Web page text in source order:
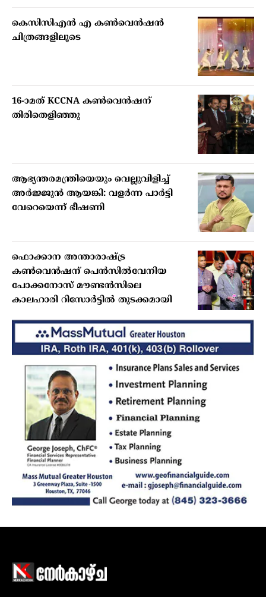
കെസിസിഎൻ എ കൺവെൻഷൻ
ചിത്രങ്ങളിലൂടെ
16-ാമത് KCCNA കൺവെൻഷന്
തിരിതെളിഞ്ഞു
ആഭ്യന്തരമന്ത്രിയെയും വെല്ലുവിളിച്ച്
അര്‍ജ്ജുന്‍ ആയങ്കി: വളര്‍ന്ന പാര്‍ട്ടി
വേറെയെന്ന് ഭീഷണി
ഫൊക്കാന അന്താരാഷ്ട്ര
കൺവെൻഷന് പെൻസിൽവേനിയ
പോക്കനോസ് മൗണ്ടൻസിലെ
കാലഹാരി റിസോർട്ടിൽ തുടക്കമായി